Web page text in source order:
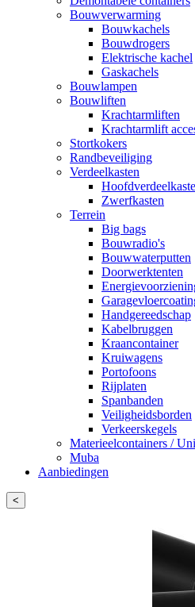
Bouwverwarming
Bouwkachels
Bouwdrogers
Elektrische kachel
Gaskachels
Bouwlampen
Bouwliften
Krachtarmliften
Krachtarmlift
Stortkokers
Randbeveiliging
Verdeelkasten
Zwerfkasten
Terrein
Big bags
Bouwradio's
Bouwwaterputten
Doorwerktenten
Handgereedschap
Kabelbruggen
Kraancontainer
Kruiwagens
Portofoons
Rijplaten
Spanbanden
Veiligheidsborden
Verkeerskegels
Materieelcontainers /
Muba
Aanbiedingen
<